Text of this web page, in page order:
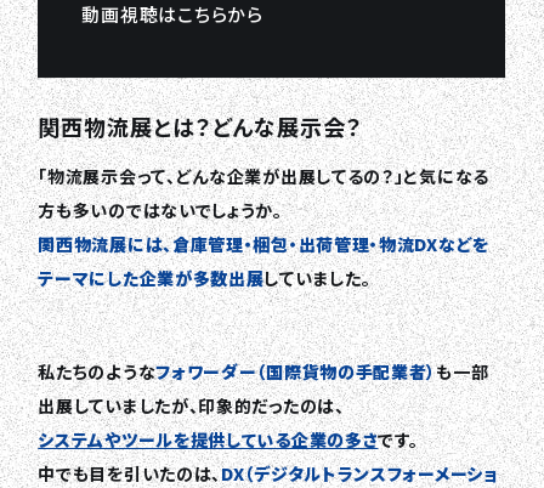
動画視聴はこちらから
関西物流展とは？どんな展示会？
「物流展示会って、どんな企業が出展してるの？」と気になる
方も多いのではないでしょうか。
関西物流展には、倉庫管理・梱包・出荷管理・物流DXなどを
テーマにした企業が多数出展していました。
私たちのようなフォワーダー（国際貨物の手配業者）も一部
出展していましたが、印象的だったのは、
システムやツールを提供している企業の多さです。
中でも目を引いたのは、DX（デジタルトランスフォーメーショ